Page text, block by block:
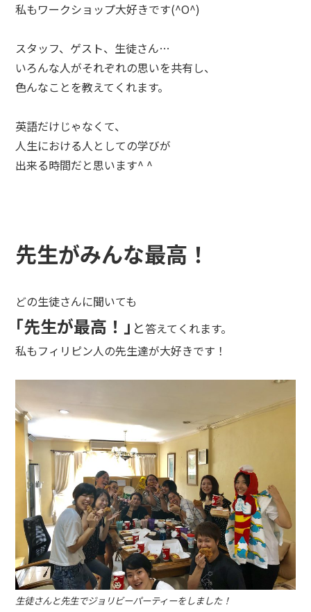
私もワークショップ大好きです(^O^)
スタッフ、ゲスト、生徒さん…
いろんな人がそれぞれの思いを共有し、
色んなことを教えてくれます。
英語だけじゃなくて、
人生における人としての学びが
出来る時間だと思います^ ^
先生がみんな最高！
どの生徒さんに聞いても
｢先生が最高！｣ と答えてくれます。
私もフィリピン人の先生達が大好きです！
生徒さんと先生でジョリビーパーティーをしました！